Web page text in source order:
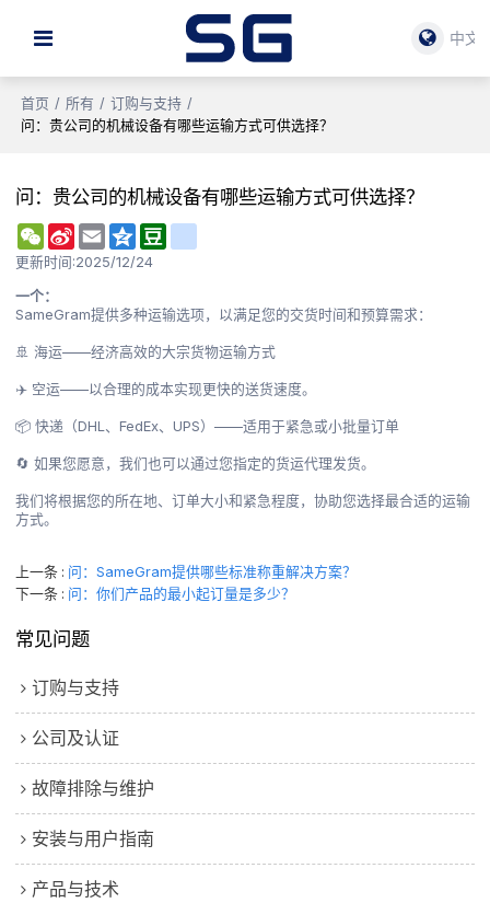
中文
首页 / 所有 / 订购与支持 /
问：贵公司的机械设备有哪些运输方式可供选择？
问：贵公司的机械设备有哪些运输方式可供选择？
WeChat
Sina
Weibo
Email Qzone
更新时间:2025/12/24
一个：
SameGram提供多种运输选项，以满足您的交货时间和预算需求：
🚢 海运——经济高效的大宗货物运输方式
✈️ 空运——以合理的成本实现更快的送货速度。
📦 快递（DHL、FedEx、UPS）——适用于紧急或小批量订单
🔄 如果您愿意，我们也可以通过您指定的货运代理发货。
我们将根据您的所在地、订单大小和紧急程度，协助您选择最合适的运输
方式。
上一条
问：SameGram提供哪些标准称重解决方案？
下一条
问：你们产品的最小起订量是多少？
常见问题
订购与支持
公司及认证
故障排除与维护
安装与用户指南
产品与技术